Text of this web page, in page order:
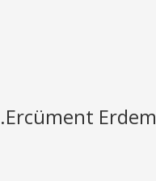
Erdem